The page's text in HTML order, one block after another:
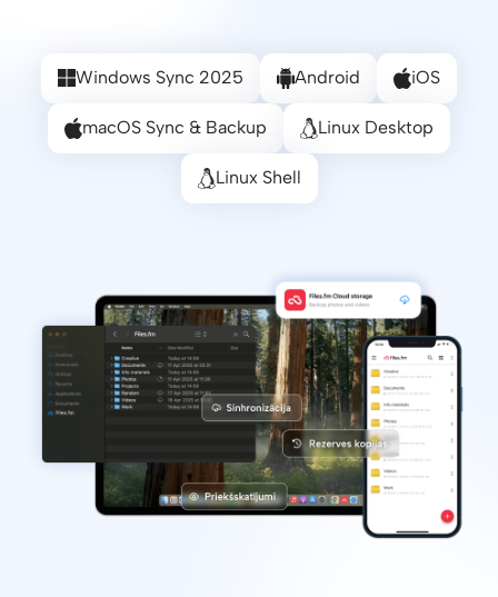
Windows Sync 2025 Android iOS
macOS Sync & Backup Linux Desktop
Linux Shell